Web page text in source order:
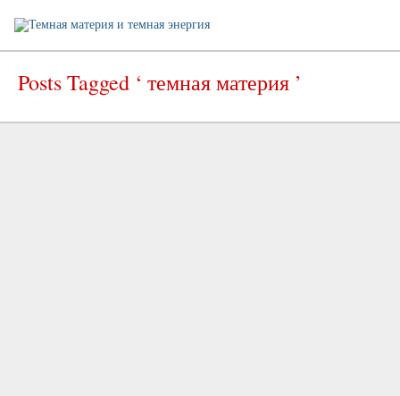
Posts Tagged ‘ темная материя ’